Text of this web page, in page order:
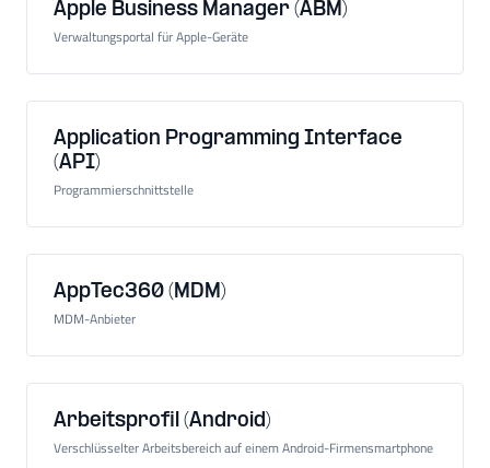
Apple Business Manager (ABM)
Verwaltungsportal für Apple-Geräte
Application Programming Interface
(API)
Programmierschnittstelle
AppTec360 (MDM)
MDM-Anbieter
Arbeitsprofil (Android)
Verschlüsselter Arbeitsbereich auf einem Android-Firmensmartphone